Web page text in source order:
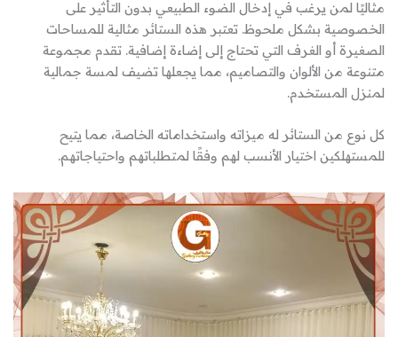
مثاليًا لمن يرغب في إدخال الضوء الطبيعي بدون التأثير على
الخصوصية بشكل ملحوظ. تعتبر هذه الستائر مثالية للمساحات
الصغيرة أو الغرف التي تحتاج إلى إضاءة إضافية. تقدم مجموعة
متنوعة من الألوان والتصاميم، مما يجعلها تضيف لمسة جمالية
لمنزل المستخدم.
كل نوع من الستائر له ميزاته واستخداماته الخاصة، مما يتيح
للمستهلكين اختيار الأنسب لهم وفقًا لمتطلباتهم واحتياجاتهم.